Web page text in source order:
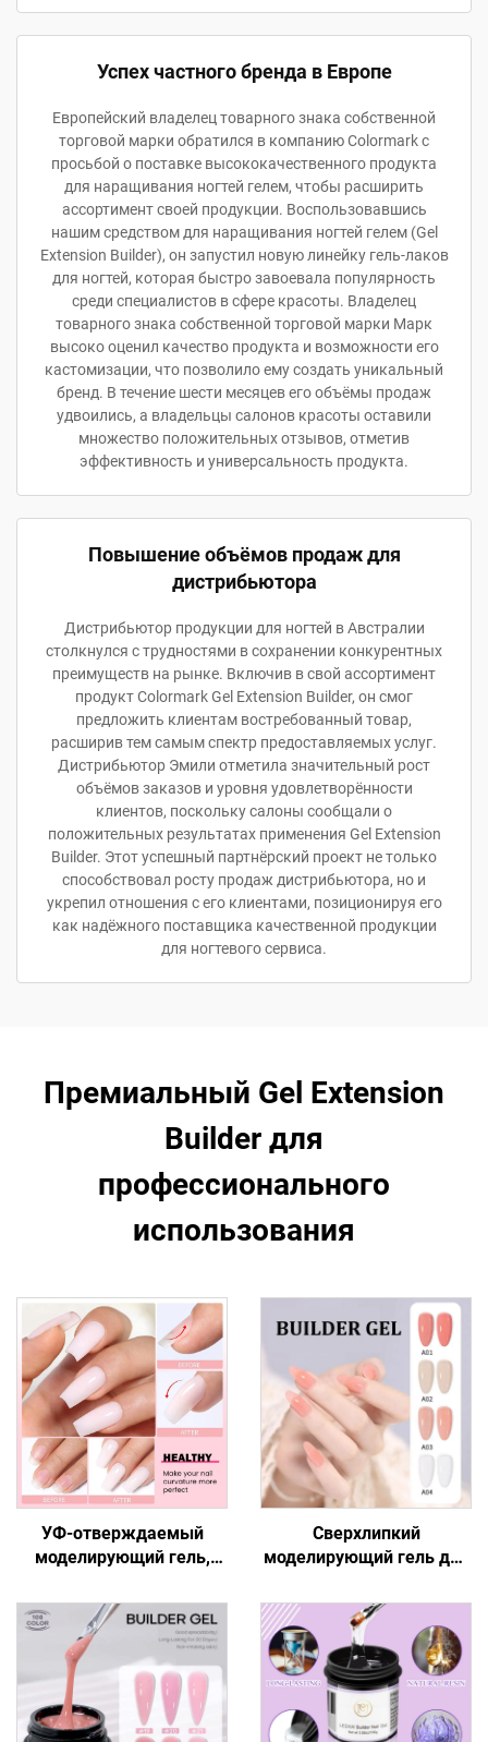
Успех частного бренда в Европе
Европейский владелец товарного знака собственной
торговой марки обратился в компанию Colormark с
просьбой о поставке высококачественного продукта
для наращивания ногтей гелем, чтобы расширить
ассортимент своей продукции. Воспользовавшись
нашим средством для наращивания ногтей гелем (Gel
Extension Builder), он запустил новую линейку гель-лаков
для ногтей, которая быстро завоевала популярность
среди специалистов в сфере красоты. Владелец
товарного знака собственной торговой марки Марк
высоко оценил качество продукта и возможности его
кастомизации, что позволило ему создать уникальный
бренд. В течение шести месяцев его объёмы продаж
удвоились, а владельцы салонов красоты оставили
множество положительных отзывов, отметив
эффективность и универсальность продукта.
Повышение объёмов продаж для
дистрибьютора
Дистрибьютор продукции для ногтей в Австралии
столкнулся с трудностями в сохранении конкурентных
преимуществ на рынке. Включив в свой ассортимент
продукт Colormark Gel Extension Builder, он смог
предложить клиентам востребованный товар,
расширив тем самым спектр предоставляемых услуг.
Дистрибьютор Эмили отметила значительный рост
объёмов заказов и уровня удовлетворённости
клиентов, поскольку салоны сообщали о
положительных результатах применения Gel Extension
Builder. Этот успешный партнёрский проект не только
способствовал росту продаж дистрибьютора, но и
укрепил отношения с его клиентами, позиционируя его
как надёжного поставщика качественной продукции
для ногтевого сервиса.
Премиальный Gel Extension
Builder для
профессионального
использования
УФ-отверждаемый
моделирующий гель,
лепка
Сверхлипкий
моделирующий гель для